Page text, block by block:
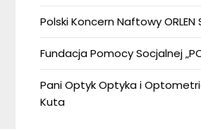
Polski Koncern Naftowy ORLEN
Fundacja Pomocy Socjalnej
Pani Optyk Optyka i
Kuta